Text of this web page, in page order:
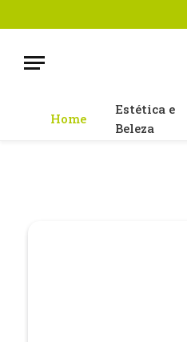
Home
Estética e
Beleza